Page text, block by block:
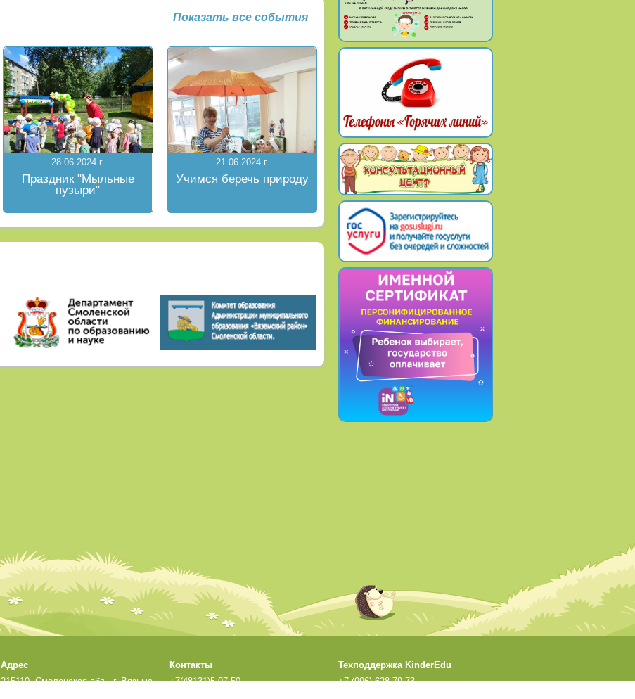
Показать все события
28.06.2024 г.
Праздник "Мыльные
пузыри"
21.06.2024 г.
Учимся беречь природу
Адрес
215110, Смоленская обл., г. Вязьма,
Контакты
+7(48131)5-07-50
Техподдержка KinderEdu
+7 (996) 628-79-73